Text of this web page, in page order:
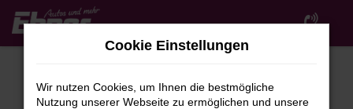
Zum
Hauptinhalt
Cookie Einstellungen
Wir nutzen Cookies, um Ihnen die bestmögliche
Nutzung unserer Webseite zu ermöglichen und unsere